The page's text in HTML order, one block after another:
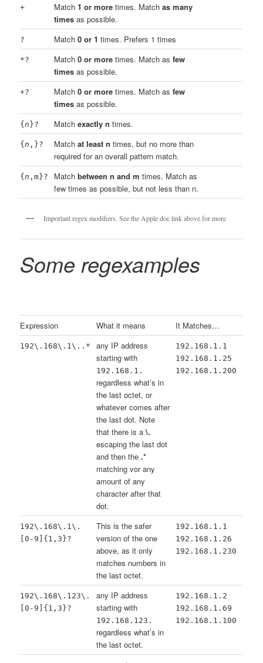
+ Match1 or more times. Matchas many
times as possible.
? Match0 or 1 times. Prefers 1 times
*? Match0 or more times. Match asfew
timesas possible.
+? Match0 or more times. Match asfew
timesas possible.
{n }? Matchexactly n times.
{n ,}? Matchat least n times, but no more than
required for an overall pattern match.
{n ,m}? Matchbetween n and m times. Match as
few times as possible, but not less than n.
Important regex modifiers. See the Apple doc link above for more
Some regexamples
Expression What it means It Matches…
192\.168\.1\..*
any IP address
starting with
192.168.1.
regardless what’s in
the last octet, or
whatever comes after
the last dot. Note
that there is a\.
escaping the last dot
and then the.*
matching vor any
amount of any
character after that
dot.
192.168.1.1
192.168.1.25
192.168.1.200
192\.168\.1\.
[0-9]{1,3}?
This is the safer
version of the one
above, as it only
matches numbers in
the last octet.
192.168.1.1
192.168.1.26
192.168.1.230
192\.168\.123\.
[0-9]{1,3}?
any IP address
starting with
192.168.123.
regardless what’s in
the last octet.
192.168.1.2
192.168.1.69
192.168.1.100